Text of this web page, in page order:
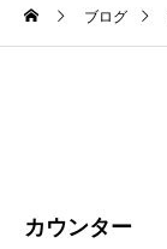
ブログ
カウンター